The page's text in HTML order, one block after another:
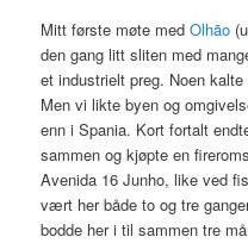
Mitt første møte medOlhão
den gang litt sliten med
et industrielt preg. Noen
Men vi likte byen og
enn i Spania. Kort fortalt
sammen og kjøpte en
Avenida 16 Junho, like ved
vært her både to og tre
bodde her i til sammen tre